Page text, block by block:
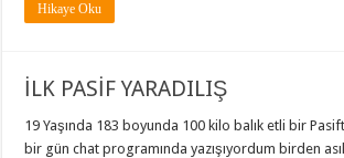
Hikaye Oku
İLK PASİF YARADILIŞ
19 Yaşında 183 boyunda 100 kilo balık etli bir
bir gün chat programında yazışıyordum birden